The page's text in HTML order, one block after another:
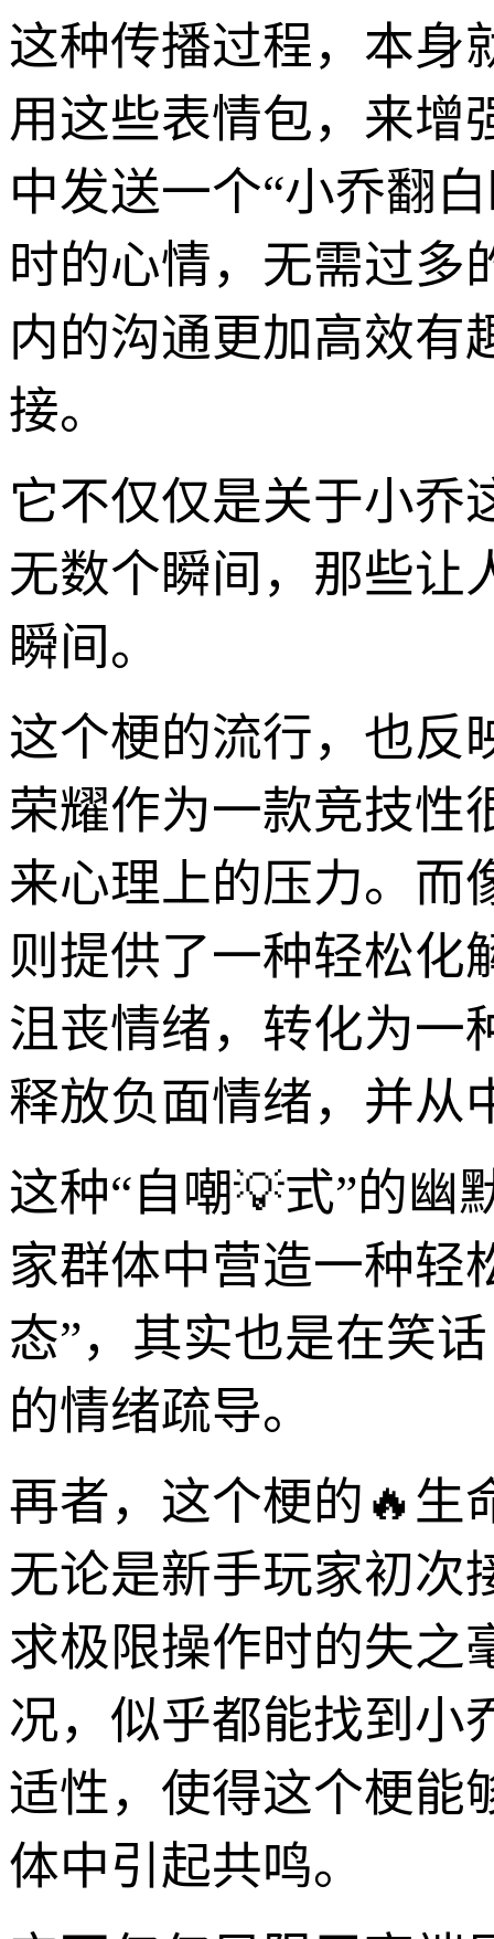
这种传播过程，本身
用这些表情包，来增
中发送一个“小乔翻
时的心情，无需过多
内的沟通更加高效有
接。
它不仅仅是关于小乔
无数个瞬间，那些让
瞬间。
这个梗的流行，也反
荣耀作为一款竞技性
来心理上的压力。而
则提供了一种轻松化
沮丧情绪，转化为一
释放负面情绪，并从
这种“自嘲💡式”的幽
家群体中营造一种轻
态”，其实也是在笑
的情绪疏导。
再者，这个梗的🔥生
无论是新手玩家初次
求极限操作时的失之
况，似乎都能找到小
适性，使得这个梗能
体中引起共鸣。